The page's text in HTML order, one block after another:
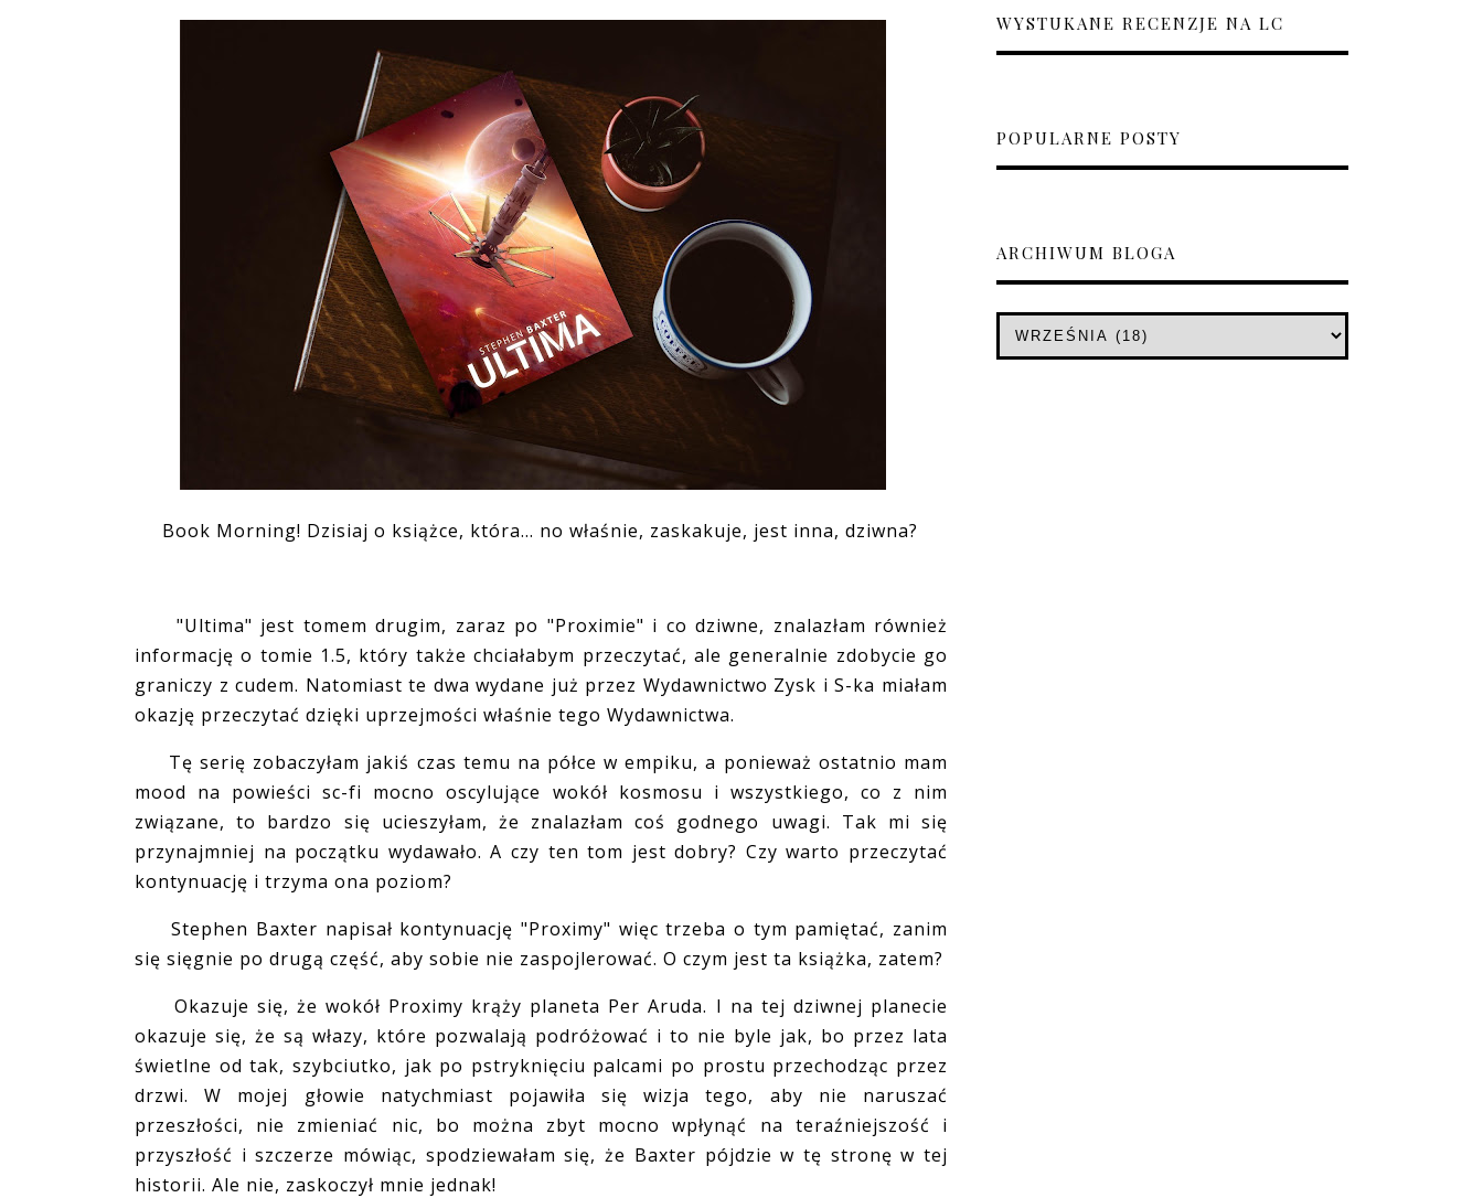
Book Morning! Dzisiaj o książce, która... no właśnie, zaskakuje, jest inna, dziwna?
"Ultima" jest tomem drugim, zaraz po "Proximie" i co dziwne, znalazłam również
informację o tomie 1.5, który także chciałabym przeczytać, ale generalnie zdobycie go
graniczy z cudem. Natomiast te dwa wydane już przez Wydawnictwo Zysk i S-ka miałam
okazję przeczytać dzięki uprzejmości właśnie tego Wydawnictwa.
Tę serię zobaczyłam jakiś czas temu na półce w empiku, a ponieważ ostatnio mam
mood na powieści sc-fi mocno oscylujące wokół kosmosu i wszystkiego, co z nim
związane, to bardzo się ucieszyłam, że znalazłam coś godnego uwagi. Tak mi się
przynajmniej na początku wydawało. A czy ten tom jest dobry? Czy warto przeczytać
kontynuację i trzyma ona poziom?
Stephen Baxter napisał kontynuację "Proximy" więc trzeba o tym pamiętać, zanim
się sięgnie po drugą część, aby sobie nie zaspojlerować. O czym jest ta książka, zatem?
Okazuje się, że wokół Proximy krąży planeta Per Aruda. I na tej dziwnej planecie
okazuje się, że są włazy, które pozwalają podróżować i to nie byle jak, bo przez lata
świetlne od tak, szybciutko, jak po pstryknięciu palcami po prostu przechodząc przez
drzwi. W mojej głowie natychmiast pojawiła się wizja tego, aby nie naruszać
przeszłości, nie zmieniać nic, bo można zbyt mocno wpłynąć na teraźniejszość i
przyszłość i szczerze mówiąc, spodziewałam się, że Baxter pójdzie w tę stronę w tej
historii. Ale nie, zaskoczył mnie jednak!
WYSTUKANE RECENZJE NA LC
POPULARNE POSTY
ARCHIWUM BLOGA